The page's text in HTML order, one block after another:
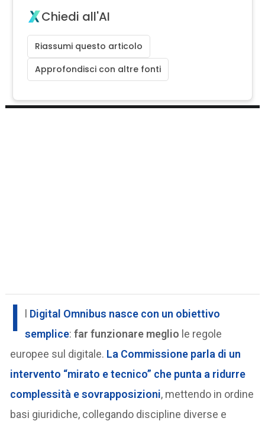
Chiedi all'AI
Riassumi questo articolo
Approfondisci con altre fonti
I l Digital Omnibus nasce con un obiettivo
semplice:far funzionare meglio le regole
europee sul digitale. La Commissione parla di un
intervento “mirato e tecnico” che punta a ridurre
complessità e sovrapposizioni, mettendo in ordine
basi giuridiche, collegando discipline diverse e